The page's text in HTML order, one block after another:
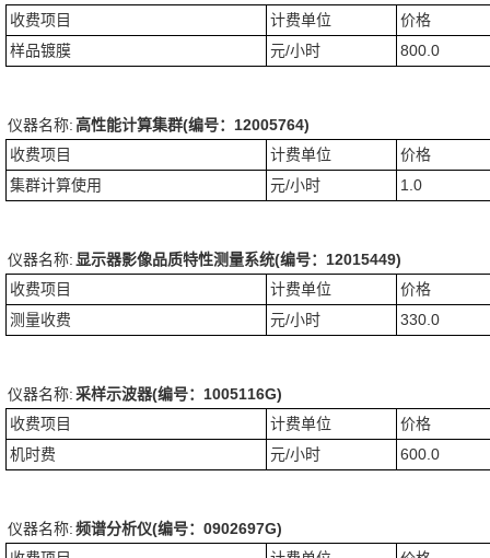
收费项目
计费单位
价格
样品镀膜
元/小时 800.0
仪器名称:高性能计算集群(编号：12005764)
收费项目
计费单位
价格
集群计算使用
元/小时 1.0
仪器名称: 显示器影像品质特性测量系统(编号：12015449)
收费项目
计费单位
价格
测量收费
元/小时 330.0
仪器名称:采样示波器(编号：1005116G)
收费项目
计费单位
价格
机时费
元/小时 600.0
仪器名称:频谱分析仪(编号：0902697G)